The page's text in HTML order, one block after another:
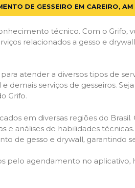
DE GESSEIRO EM CAREIRO, AM
técnico. Com o
relacionados a gesso e
atender a diversos tipos de
demais serviços de gesseiros.
Grifo.
em diversas regiões do Brasil.
e análises de habilidades
de gesso e drywall, garantindo
pelo agendamento no